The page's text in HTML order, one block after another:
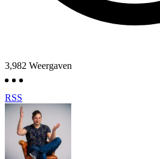
3,982 Weergaven
RSS